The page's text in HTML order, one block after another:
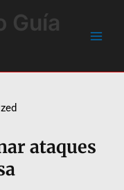
Guía
ataques